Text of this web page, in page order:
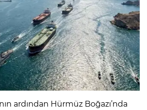
ardından Hürmüz Boğazı’nda